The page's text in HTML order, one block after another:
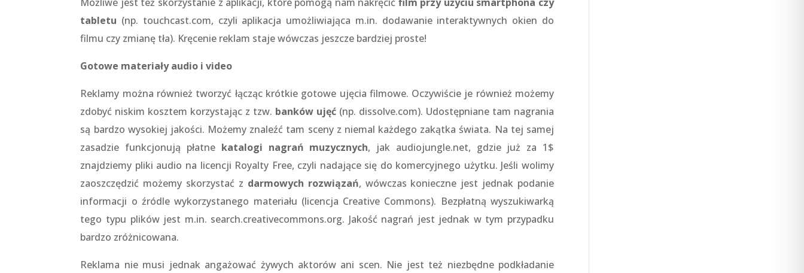
tabletu (np. touchcast.com, czyli aplikacja umożliwiająca m.in. dodawanie interaktywnych okien do
filmu czy zmianę tła). Kręcenie reklam staje wówczas jeszcze bardziej proste!
Gotowe materiały audio i video
Reklamy można również tworzyć łącząc krótkie gotowe ujęcia filmowe. Oczywiście je również możemy
zdobyć niskim kosztem korzystając z tzw. banków ujęć (np. dissolve.com). Udostępniane tam nagrania
są bardzo wysokiej jakości. Możemy znaleźć tam sceny z niemal każdego zakątka świata. Na tej samej
zasadzie funkcjonują płatne katalogi nagrań muzycznych, jak audiojungle.net, gdzie już za 1$
znajdziemy pliki audio na licencji Royalty Free, czyli nadające się do komercyjnego użytku. Jeśli wolimy
zaoszczędzić możemy skorzystać z darmowych rozwiązań, wówczas konieczne jest jednak podanie
informacji o źródle wykorzystanego materiału (licencja Creative Commons). Bezpłatną wyszukiwarką
tego typu plików jest m.in. search.creativecommons.org. Jakość nagrań jest jednak w tym przypadku
bardzo zróżnicowana.
Reklama nie musi jednak angażować żywych aktorów ani scen. Nie jest też niezbędne podkładanie